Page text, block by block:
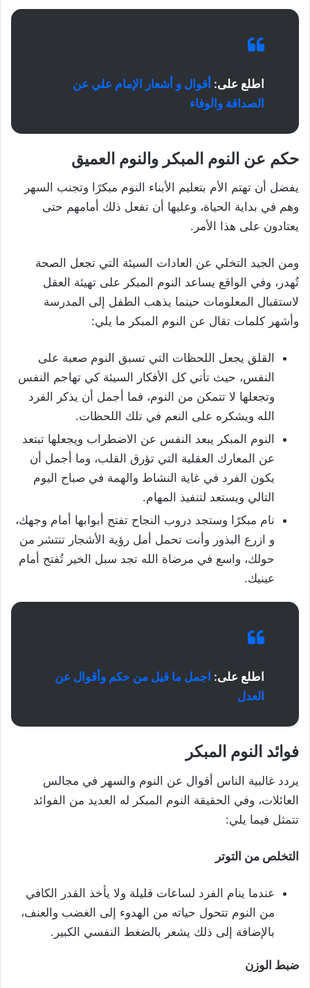
اطلع على: أقوال و أشعار الإمام علي عن
الصداقة والوفاء
حكم عن النوم المبكر والنوم العميق
يفضل أن تهتم الأم بتعليم الأبناء النوم مبكرًا وتجنب السهر
وهم في بداية الحياة، وعليها أن تفعل ذلك أمامهم حتى
يعتادون على هذا الأمر.
ومن الجيد التخلي عن العادات السيئة التي تجعل الصحة
تُهدر، وفي الواقع يساعد النوم المبكر على تهيئة العقل
لاستقبال المعلومات حينما يذهب الطفل إلى المدرسة
وأشهر كلمات تقال عن النوم المبكر ما يلي:
القلق يجعل اللحظات التي تسبق النوم صعبة على
النفس، حيث تأتي كل الأفكار السيئة كي تهاجم النفس
وتجعلها لا تتمكن من النوم، فما أجمل أن يذكر الفرد
الله ويشكره على النعم في تلك اللحظات.
النوم المبكر يبعد النفس عن الاضطراب ويجعلها تبتعد
عن المعارك العقلية التي تؤرق القلب، وما أجمل أن
يكون الفرد في غاية النشاط والهمة في صباح اليوم
التالي ويستعد لتنفيذ المهام.
نام مبكرًا وستجد دروب النجاح تفتح أبوابها أمام وجهك،
و ازرع البذور وأنت تحمل أمل رؤية الأشجار تنتشر من
حولك، واسع في مرضاة الله تجد سبل الخير تُفتح أمام
عينيك.
اطلع على: اجمل ما قيل من حكم وأقوال عن
العدل
فوائد النوم المبكر
يردد غالبية الناس أقوال عن النوم والسهر في مجالس
العائلات، وفي الحقيقة النوم المبكر له العديد من الفوائد
تتمثل فيما يلي:
التخلص من التوتر
عندما ينام الفرد لساعات قليلة ولا يأخذ القدر الكافي
من النوم تتحول حياته من الهدوء إلى الغضب والعنف،
بالإضافة إلى ذلك يشعر بالضغط النفسي الكبير.
ضبط الوزن